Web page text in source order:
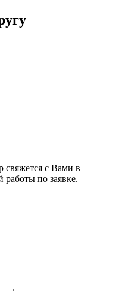
свяжется с Вами в
по заявке.